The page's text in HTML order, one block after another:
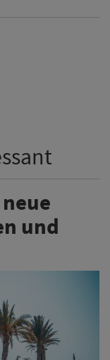
und